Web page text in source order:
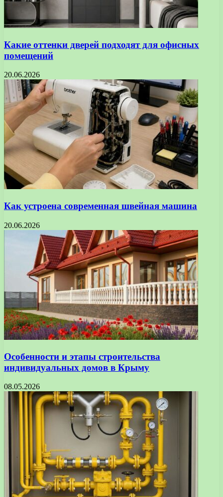
Какие оттенки дверей подходят для офисных
помещений
20.06.2026
Как устроена современная швейная машина
20.06.2026
Особенности и этапы строительства
индивидуальных домов в Крыму
08.05.2026